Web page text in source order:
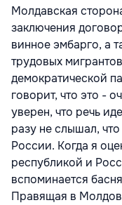
Молдавская
заключения
винное эмбарго, а
трудовых
демократической
говорит, что это -
уверен, что речь
разу не слышал,
России. Когда я
республикой и
вспоминается
Правящая в